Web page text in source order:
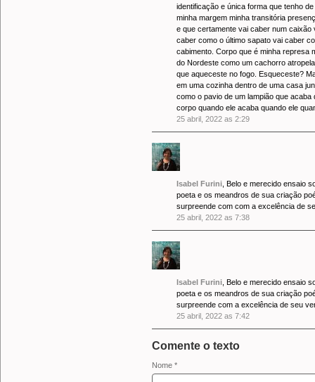
identificação e única forma que tenho
minha margem minha transitória
e que certamente vai caber num
caber como o último sapato vai caber
cabimento. Corpo que é minha represa
do Nordeste como um cachorro
que aqueceste no fogo. Esqueceste?
em uma cozinha dentro de uma casa
como o pavio de um lampião que
corpo quando ele acaba quando ele
25 abril, 2022 as 2:29
Isabel Furini , Belo e merecido ensaio
poeta e os meandros de sua criação
surpreende com com a excelência de
25 abril, 2022 as 7:38
Isabel Furini , Belo e merecido ensaio
poeta e os meandros de sua criação
surpreende com a excelência de seu
25 abril, 2022 as 7:42
Comente o texto
Nome *